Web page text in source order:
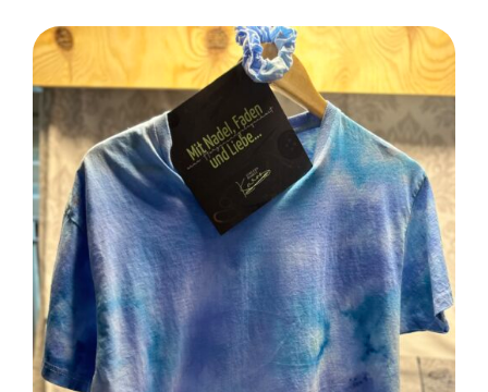
SELECT OPTIONS DETAILS